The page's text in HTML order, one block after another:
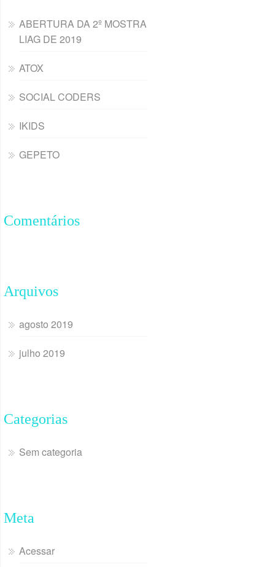
ABERTURA DA 2º MOSTRA
LIAG DE 2019
ATOX
SOCIAL CODERS
IKIDS
GEPETO
Comentários
Arquivos
agosto 2019
julho 2019
Categorias
Sem categoria
Meta
Acessar